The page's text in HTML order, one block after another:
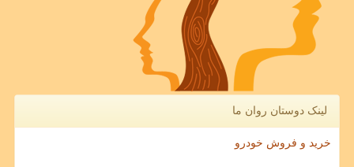
لینک دوستان روان ما
خرید و فروش خودرو